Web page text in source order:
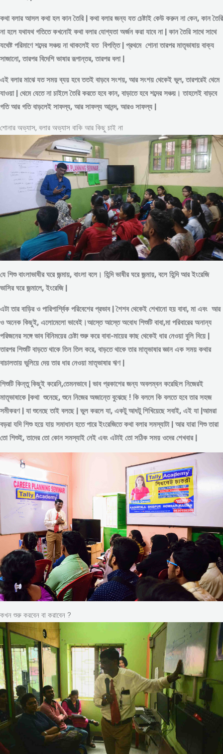
কথা বলার আসল কথা হল কান তৈরি | কথা বলার জন্য যত চেষ্টাই কেউ করুন না কেন, কান তৈরি
না হলে যথাযথ গতিতে কখনোই কথা বলার যোগ্যতা অর্জন করা যাবে না | কান তৈরি সাথে সাথে
যথেষ্ট পরিমাণেশব্দেরসঞ্চয় না থাকলেই যত বিপত্তি | প্রথমে শোনা তারপর মাতৃভাষায় বাক্য
সাজানো, তারপর বিদেশি ভাষার রূপান্তর, তারপর বলা |
এই বলার মাঝে যত সময় ব্যয় হবে ততই বাড়বে সংশয়, আর সংশয় থেকেই ভুল, তারপরেই থেমে
যাওয়া | থেমে যেতে না চাইলে তৈরি করতে হবে কান, বাড়াতে হবে শব্দের সঞ্চয়। তাহলেই বাড়বে
গতি আর গতি বাড়লেই সাফল্য, আর সাফল্য আনন্দ, আরও সাফল্য |
শোনার অভ্যাস, বলার অভ্যাস বাকি আর কিছু চাই না
যে শিশু বাংলাভাষীর ঘরে জন্মায়, বাংলা বলে। হিন্দি ভাষীর ঘরে জন্মায়, বলে হিন্দি আর ইংরেজি
ভাসির ঘরে জন্মালে, ইংরেজি |
এটা তার বাড়ির ও পারিপার্শ্বিক পরিবেশের প্রভাব | শৈশব থেকেই শেখানো হয় বাবা, মা এবং আর
ও অনেক কিছুই, এলোমেলো ভাবেই।আস্তে আস্তে অবোধ শিশুটি বাবা,মা পরিবারের অনান্য
পরিজনের সঙ্গে ভাব বিনিময়ের চেষ্টা শুরু করে বাবা-মায়ের কাছ থেকেই ধার নেওয়া বুলি দিয়ে |
তারপর শিশুটি বাড়তে থাকে তিন তিল করে, বাড়তে থাকে তার মাতৃভাষার জ্ঞান এক সময় কথার
বাচালতায় ভুলিয়ে দেয় তার ধার নেওয়া মাতৃভাষার ঋণ |
শিশুটি কিন্তু কিছুই করেনি,তেমনভাবে | ভাব প্রকাশের জন্য অবলম্বন করেছিল নিজেরই
মাতৃভাষাকে |কথা শুনেছে, শুনে নিজের অজান্তে বুঝেছে ! কি বললে কি বলতে হবে তার সহজ
সমীকরণ | যা শুনেছে তাই বলছে | ভুল করলে যা, একটু আধটু শিখিয়েছে সবাই, এই যা |আমরা
বড়রা যদি শিশু হয়ে যায় সমাধান হতে পারে ইংরেজিতে কথা বলার সমস্যাটা | আর যারা শিশু তারা
তো শিশুই, তাদের তো কোন সমস্যাই নেই এবং এটাই তো সঠিক সময় ওদের শেখবার |
কখন শুরু করবেন বা করাবেন ?